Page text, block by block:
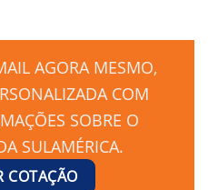
AGORA MESMO,
COM
SOBRE O
SULAMÉRICA.
COTAÇÃO